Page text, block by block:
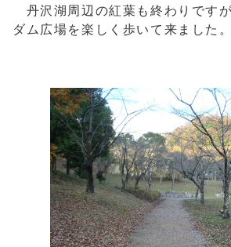
丹沢湖周辺の紅葉も終わりです
ダム広場を楽しく歩いて来ました。